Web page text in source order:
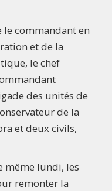
commandant en
et de la
le chef
des unités de
de la
et deux civils,
même lundi, les
remonter la